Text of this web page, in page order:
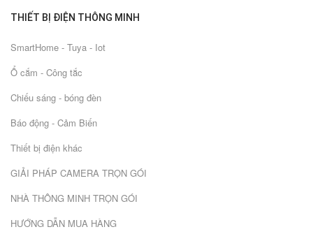
THIẾT BỊ ĐIỆN THÔNG MINH
SmartHome - Tuya - Iot
Ổ cắm - Công tắc
Chiếu sáng - bóng đèn
Báo động - Cảm Biến
Thiết bị điện khác
GIẢI PHÁP CAMERA TRỌN GÓI
NHÀ THÔNG MINH TRỌN GÓI
HƯỚNG DẪN MUA HÀNG